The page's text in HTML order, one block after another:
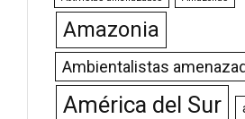
Amazonia
Ambientalistas
América del Sur